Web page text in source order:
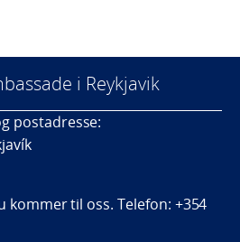
i Reykjavik
postadresse:
kommer til oss. Telefon: +354